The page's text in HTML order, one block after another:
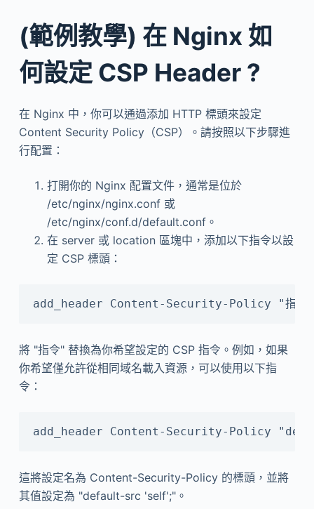
(範例教學) 在 Nginx 如
何設定 CSP Header ?
在 Nginx 中，你可以通過添加 HTTP 標頭來設定
Content Security Policy（CSP）。請按照以下步驟進
行配置：
打開你的 Nginx 配置文件，通常是位於
/etc/nginx/nginx.conf 或
/etc/nginx/conf.d/default.conf。
在 server 或 location 區塊中，添加以下指令以設
定 CSP 標頭：
add_header Content-Security-Policy "指
將 "指令" 替換為你希望設定的 CSP 指令。例如，如果
你希望僅允許從相同域名載入資源，可以使用以下指
令：
add_header Content-Security-Policy
這將設定名為 Content-Security-Policy 的標頭，並將
其值設定為 "default-src 'self';"。